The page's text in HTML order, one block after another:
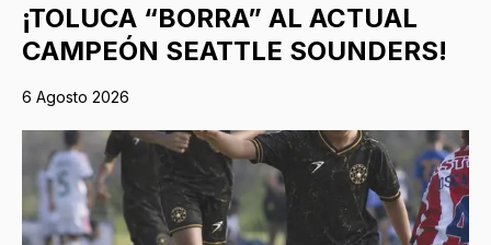
¡TOLUCA “BORRA” AL ACTUAL
CAMPEÓN SEATTLE SOUNDERS!
6 Agosto 2026